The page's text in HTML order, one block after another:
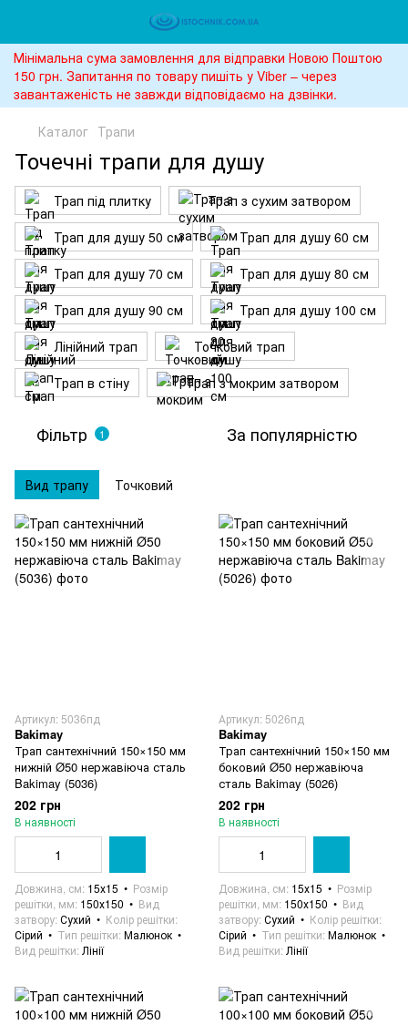
Мінімальна сума замовлення для відправки Новою Поштою
150 грн. Запитання по товару пишіть у Viber – через
завантаженість не завжди відповідаємо на дзвінки.
Каталог Трапи
Точечні трапи для душу
Трап під плитку
Трап з сухим затвором
Трап для душу 50 см
Трап для душу 60 см
Трап для душу 70 см
Трап для душу 80 см
Трап для душу 90 см
Трап для душу 100 см
Лінійний трап
Точковий трап
Трап в стіну
Трап з мокрим затвором
Фільтр 1 За популярністю
Вид трапу Точковий
Артикул: 5036пд
Bakimay
Трап сантехнічний 150×150 мм
нижній Ø50 нержавіюча сталь
Bakimay (5036)
202 грн
В наявності
Довжина, см 15х15
Розмір
решітки, мм 150х150
Вид
затвору Сухий
Колір решітки
Сірий
Тип решітки Малюнок
Вид решітки Лінії
Артикул: 5026пд
Bakimay
Трап сантехнічний 150×150 мм
боковий Ø50 нержавіюча
сталь Bakimay (5026)
202 грн
В наявності
Довжина, см 15х15
Розмір
решітки, мм 150х150
Вид
затвору Сухий
Колір решітки
Сірий
Тип решітки Малюнок
Вид решітки Лінії